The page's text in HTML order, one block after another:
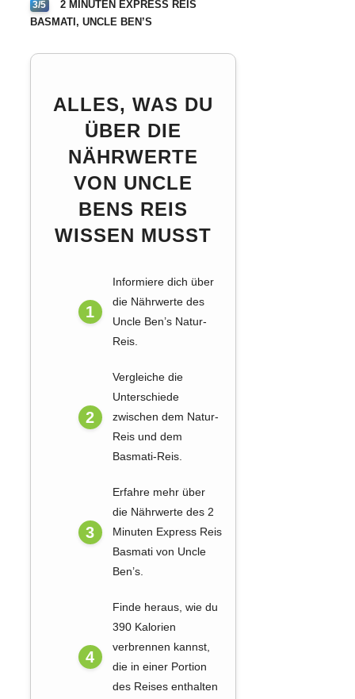
3/5
2 MINUTEN EXPRESS REIS
BASMATI, UNCLE BEN’S
ALLES, WAS DU
ÜBER DIE
NÄHRWERTE
VON UNCLE
BENS REIS
WISSEN MUSST
Informiere dich über
die Nährwerte des
Uncle Ben’s Natur-
Reis.
Vergleiche die
Unterschiede
zwischen dem Natur-
Reis und dem
Basmati-Reis.
Erfahre mehr über
die Nährwerte des 2
Minuten Express Reis
Basmati von Uncle
Ben’s.
Finde heraus, wie du
390 Kalorien
verbrennen kannst,
die in einer Portion
des Reises enthalten